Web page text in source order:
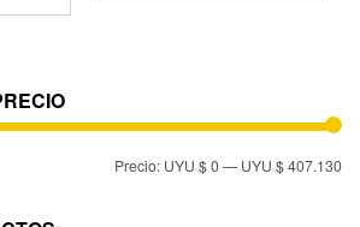
Precio: UYU $ 0—UYU $ 407.130